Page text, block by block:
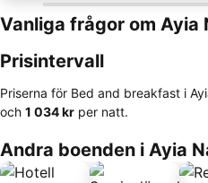
Vanliga frågor om Ayia
Prisintervall
Priserna för Bed and breakfast i
och ‎1 034 kr per natt.
Andra boenden i Ayia